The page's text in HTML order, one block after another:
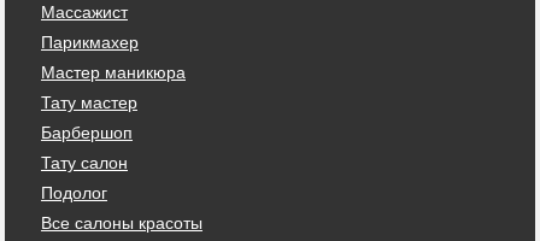
Массажист
Парикмахер
Мастер маникюра
Тату мастер
Барбершоп
Тату салон
Подолог
Все салоны красоты